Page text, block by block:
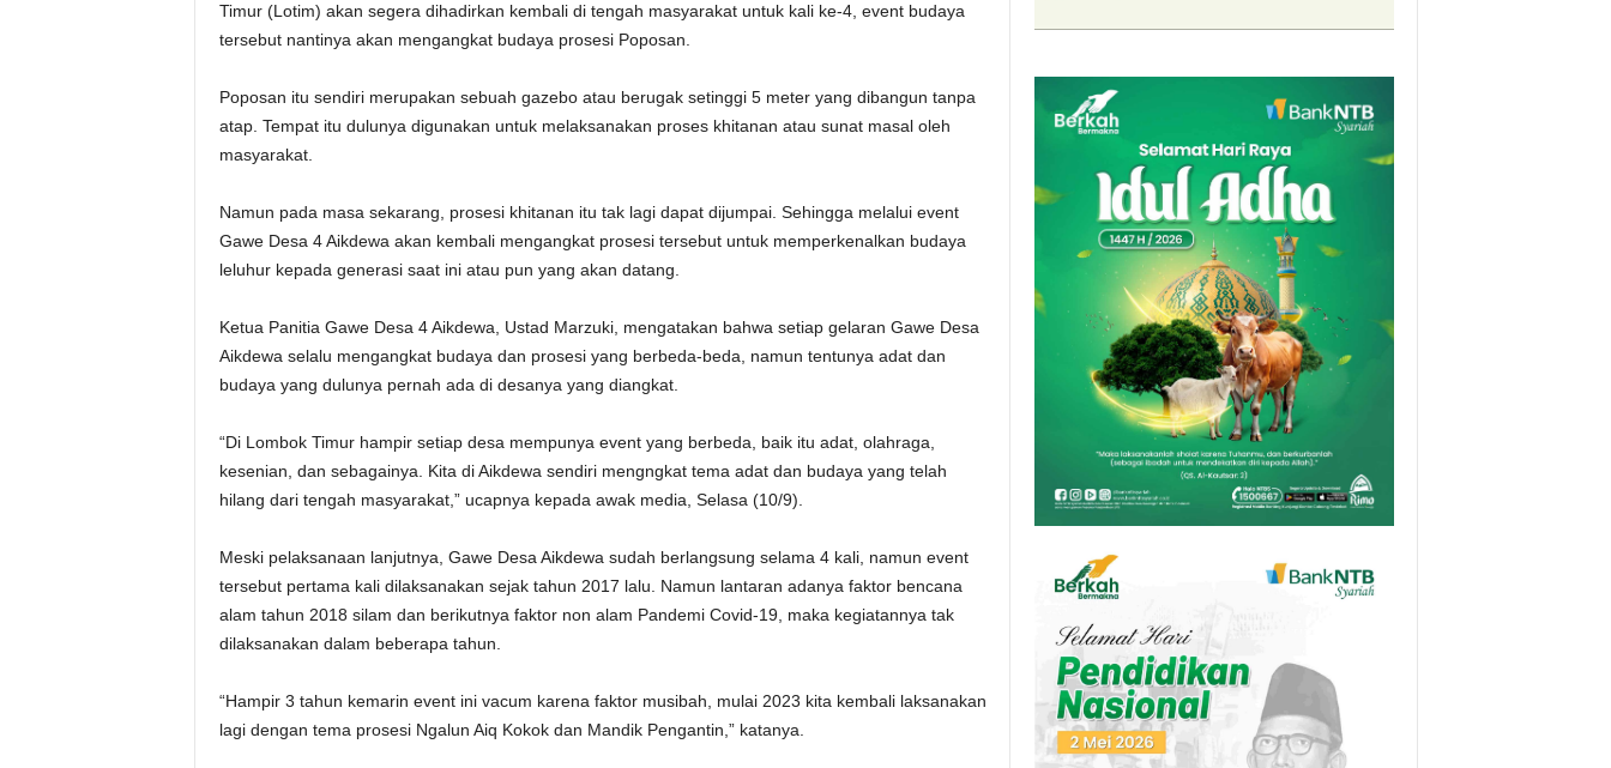
Timur (Lotim) akan segera dihadirkan kembali di tengah masyarakat untuk kali ke-4, event budaya
tersebut nantinya akan mengangkat budaya prosesi Poposan.
Poposan itu sendiri merupakan sebuah gazebo atau berugak setinggi 5 meter yang dibangun tanpa
atap. Tempat itu dulunya digunakan untuk melaksanakan proses khitanan atau sunat masal oleh
masyarakat.
Namun pada masa sekarang, prosesi khitanan itu tak lagi dapat dijumpai. Sehingga melalui event
Gawe Desa 4 Aikdewa akan kembali mengangkat prosesi tersebut untuk memperkenalkan budaya
leluhur kepada generasi saat ini atau pun yang akan datang.
Ketua Panitia Gawe Desa 4 Aikdewa, Ustad Marzuki, mengatakan bahwa setiap gelaran Gawe Desa
Aikdewa selalu mengangkat budaya dan prosesi yang berbeda-beda, namun tentunya adat dan
budaya yang dulunya pernah ada di desanya yang diangkat.
“Di Lombok Timur hampir setiap desa mempunya event yang berbeda, baik itu adat, olahraga,
kesenian, dan sebagainya. Kita di Aikdewa sendiri mengngkat tema adat dan budaya yang telah
hilang dari tengah masyarakat,” ucapnya kepada awak media, Selasa (10/9).
Meski pelaksanaan lanjutnya, Gawe Desa Aikdewa sudah berlangsung selama 4 kali, namun event
tersebut pertama kali dilaksanakan sejak tahun 2017 lalu. Namun lantaran adanya faktor bencana
alam tahun 2018 silam dan berikutnya faktor non alam Pandemi Covid-19, maka kegiatannya tak
dilaksanakan dalam beberapa tahun.
“Hampir 3 tahun kemarin event ini vacum karena faktor musibah, mulai 2023 kita kembali laksanakan
lagi dengan tema prosesi Ngalun Aiq Kokok dan Mandik Pengantin,” katanya.